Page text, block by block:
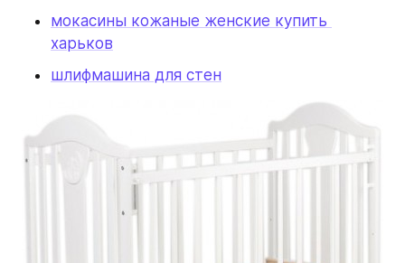
мокасины кожаные женские купить
харьков
шлифмашина для стен